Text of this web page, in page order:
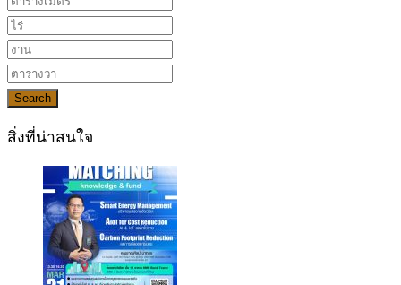
Search
สิ่งที่น่าสนใจ